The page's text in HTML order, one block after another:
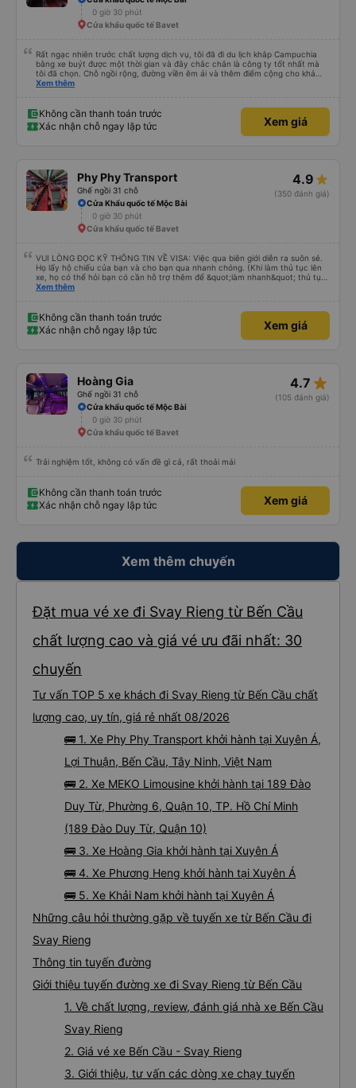
không gì sánh bằng!
0 giờ 30 phút
Cửa khẩu quốc tế Bavet
Rất ngạc nhiên trước chất lượng dịch vụ, tôi đã đi du lịch khắp Campuchia
bằng xe buýt được một thời gian và đây chắc chắn là công ty tốt nhất mà
tôi đã chọn. Chỗ ngồi rộng, đường viền êm ái và thêm điểm cộng cho khả
năng nằm. (Bạn có thể không hiểu mọi chuyện xảy ra ở biên giới, với hộ
Xem thêm
Không cần thanh toán trước
Xác nhận chỗ ngay lập tức
Xem giá
Phy Phy Transport
Ghế ngồi 31 chỗ
4.9
(350 đánh giá)
Cửa Khẩu quốc tế Mộc Bài
0 giờ 30 phút
Cửa khẩu quốc tế Bavet
VUI LÒNG ĐỌC KỸ THÔNG TIN VỀ VISA: Việc qua biên giới diễn ra suôn sẻ.
Họ lấy hộ chiếu của bạn và cho bạn qua nhanh chóng. (Khi làm thủ tục lên
xe, họ có thể hỏi bạn có cần hỗ trợ thêm để &quot;làm nhanh&quot; thủ tục
visa và qua biên giới không - với một khoản phí phụ thu cho công ty xe buýt.
sẻ và dễ dàng. Ngoài ra, một lưu ý nhỏ, visa kinh doanh là 35 đô la chứ
không phải 50 đô la và điều này đã được lực lượng tuần tra biên giới xác
nhận. Tôi không hiểu tại sao một người từ công ty xe buýt này ở biên giới lại
đó là số tiền chúng tôi đã trả. Hãy cẩn thận với điều này. Tuy nhiên, xe buýt
rất tuyệt. Cực kỳ thoải mái với nhiều chỗ để chân! Chỉ dừng lại hai lần (bao
gồm cả khi qua biên giới) trong 6,5 giờ để đi vệ sinh trong 5 phút. Khá khó
chịu đối với người có bàng quang nhỏ. Họ cũng cho chúng tôi đồ ăn nhẹ và
nước uống, điều này cũng rất tốt.)
Xem thêm
Không cần thanh toán trước
Xác nhận chỗ ngay lập tức
Xem giá
Hoàng Gia
Ghế ngồi 31 chỗ
4.7 star_rate
(105 đánh giá)
Cửa khẩu quốc tế Mộc Bài
0 giờ 30 phút
Cửa khẩu quốc tế Bavet
Trải nghiệm tốt, không có vấn đề gì cả, rất thoải mái
Không cần thanh toán trước
Xác nhận chỗ ngay lập tức
Xem giá
Xem thêm chuyến
Đặt mua vé xe đi Svay Rieng từ Bến Cầu
chất lượng cao và giá vé ưu đãi nhất: 30
chuyến
Tư vấn TOP 5 xe khách đi Svay Rieng từ Bến Cầu chất
lượng cao, uy tín, giá rẻ nhất 08/2026
🚌 1. Xe Phy Phy Transport khởi hành tại Xuyên Á,
Lợi Thuận, Bến Cầu, Tây Ninh, Việt Nam
🚌 2. Xe MEKO Limousine khởi hành tại 189 Đào
Duy Từ, Phường 6, Quận 10, TP. Hồ Chí Minh
(189 Đào Duy Từ, Quận 10)
🚌 3. Xe Hoàng Gia khởi hành tại Xuyên Á
🚌 4. Xe Phương Heng khởi hành tại Xuyên Á
🚌 5. Xe Khải Nam khởi hành tại Xuyên Á
Những câu hỏi thường gặp về tuyến xe từ Bến Cầu đi
Svay Rieng
Thông tin tuyến đường
Giới thiệu tuyến đường xe đi Svay Rieng từ Bến Cầu
1. Về chất lượng, review, đánh giá nhà xe Bến Cầu
Svay Rieng
2. Giá vé xe Bến Cầu - Svay Rieng
3. Giới thiệu, tư vấn các dòng xe chạy tuyến